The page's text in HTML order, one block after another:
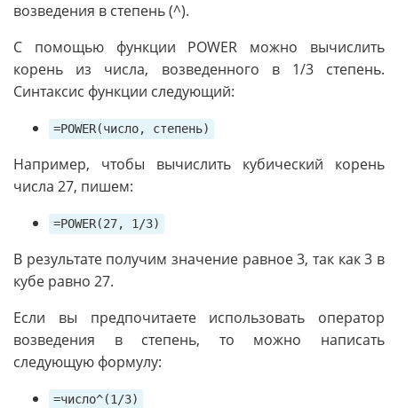
возведения в степень (^).
С помощью функции POWER можно вычислить
корень из числа, возведенного в 1/3 степень.
Синтаксис функции следующий:
=POWER(число, степень)
Например, чтобы вычислить кубический корень
числа 27, пишем:
=POWER(27, 1/3)
В результате получим значение равное 3, так как 3 в
кубе равно 27.
Если вы предпочитаете использовать оператор
возведения в степень, то можно написать
следующую формулу:
=число^(1/3)